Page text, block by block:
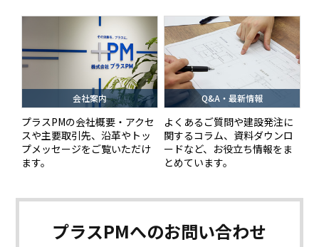
会社案内
プラスPMの会社概要・アクセ
スや主要取引先、沿革やトッ
プメッセージをご覧いただけ
ます。
Q&A・最新情報
よくあるご質問や建設発注に
関するコラム、資料ダウンロ
ードなど、お役立ち情報をま
とめています。
プラスPMへのお問い合わせ